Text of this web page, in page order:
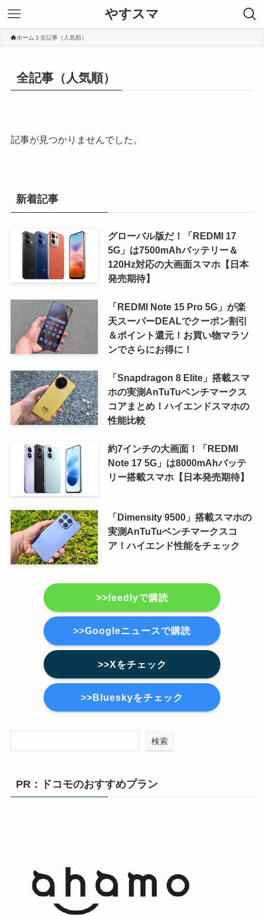
やすスマ
ホーム 全記事（人気順）
全記事（人気順）
記事が見つかりませんでした。
新着記事
グローバル版だ！「REDMI 17
5G」は7500mAhバッテリー＆
120Hz対応の大画面スマホ【日本
発売期待】
「REDMI Note 15 Pro 5G」が楽
天スーパーDEALでクーポン割引
＆ポイント還元！お買い物マラソ
ンでさらにお得に！
「Snapdragon 8 Elite」搭載スマ
ホの実測AnTuTuベンチマークス
コアまとめ！ハイエンドスマホの
性能比較
約7インチの大画面！「REDMI
Note 17 5G」は8000mAhバッテ
リー搭載スマホ【日本発売期待】
「Dimensity 9500」搭載スマホの
実測AnTuTuベンチマークスコ
ア！ハイエンド性能をチェック
>>feedlyで購読
>>Googleニュースで購読
>>Xをチェック
>>Blueskyをチェック
検索
PR：ドコモのおすすめプラン